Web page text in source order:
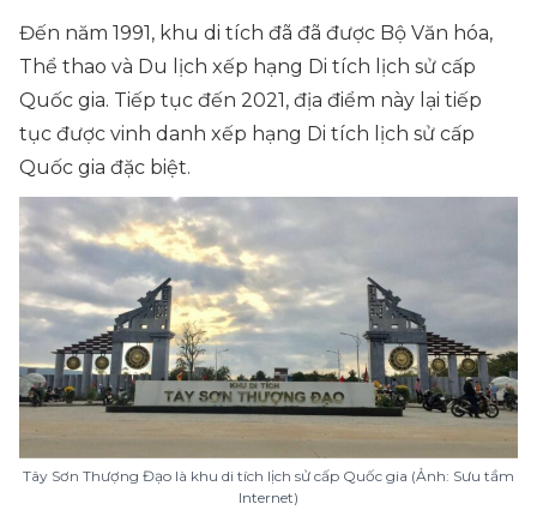
Đến năm 1991, khu di tích đã đã được Bộ Văn hóa,
Thể thao và Du lịch xếp hạng Di tích lịch sử cấp
Quốc gia. Tiếp tục đến 2021, địa điểm này lại tiếp
tục được vinh danh xếp hạng Di tích lịch sử cấp
Quốc gia đặc biệt.
Tây Sơn Thượng Đạo là khu di tích lịch sử cấp Quốc gia (Ảnh: Sưu tầm
Internet)